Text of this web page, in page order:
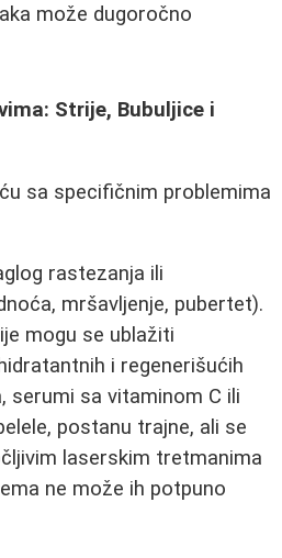
može dugoročno
Strije, Bubuljice i
sa specifičnim problemima
rastezanja ili
mršavljenje, pubertet).
mogu se ublažiti
i regenerišućih
serumi sa vitaminom C ili
postanu trajne, ali se
laserskim tretmanima
ne može ih potpuno